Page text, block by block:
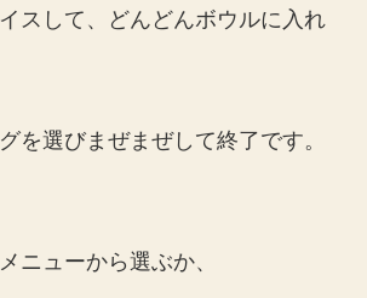
スして、どんどんボウルに入れ
を選びまぜまぜして終了です。
ニューから選ぶか、